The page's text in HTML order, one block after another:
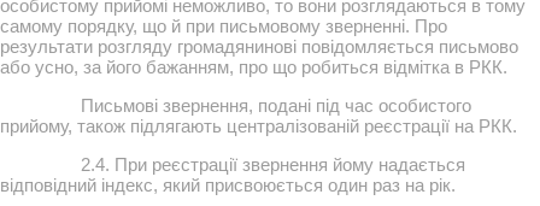
особистому прийомі неможливо, то вони розглядаються в тому
самому порядку, що й при письмовому зверненні. Про
результати розгляду громадянинові повідомляється письмово
або усно, за його бажанням, про що робиться відмітка в РКК.
Письмові звернення, подані під час особистого
прийому, також підлягають централізованій реєстрації на РКК.
2.4. При реєстрації звернення йому надається
відповідний індекс, який присвоюється один раз на рік.